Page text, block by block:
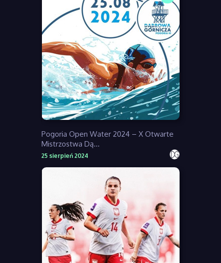
Pogoria Open Water 2024 – X Otwarte
Mistrzostwa Dą...
25 sierpień 2024